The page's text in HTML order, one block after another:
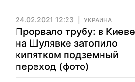
24.02.2021 12:23 УКРАИНА
Прорвало трубу: в Киеве
на Шулявке затопило
кипятком подземный
переход (фото)